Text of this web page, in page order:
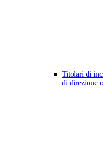
Titolari di
di direzione